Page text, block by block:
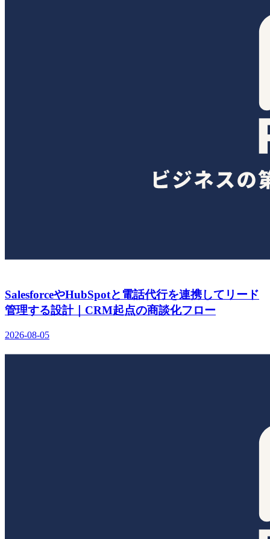
SalesforceやHubSpotと電話代行を連携してリード
管理する設計｜CRM起点の商談化フロー
2026-08-05